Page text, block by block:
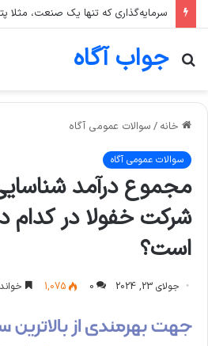
جواب آگاه
جستجو
خانه / سوالات عمومی آگاه
سوالات عمومی آگاه
مجموع درآمد
شرکت خفولا در کدام
است؟
جولای 23, 2024 0
1,075 خواندن